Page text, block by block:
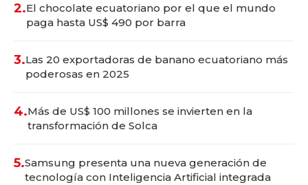
2.El chocolate ecuatoriano por el que el mundo
paga hasta US$ 490 por barra
3.Las 20 exportadoras de banano ecuatoriano más
poderosas en 2025
4.Más de US$ 100 millones se invierten en la
transformación de Solca
5.Samsung presenta una nueva generación de
tecnología con Inteligencia Artificial integrada